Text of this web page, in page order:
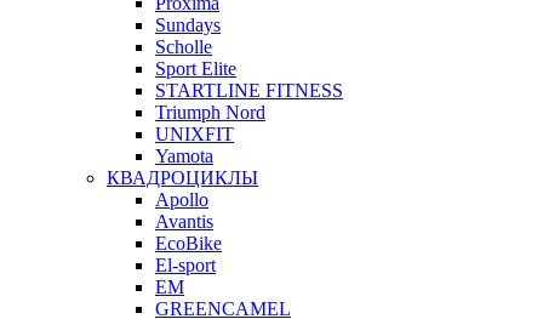
Sundays
Scholle
Sport Elite
STARTLINE FITNESS
Triumph Nord
UNIXFIT
Yamota
КВАДРОЦИКЛЫ
Apollo
Avantis
EcoBike
El-sport
EM
GREENCAMEL